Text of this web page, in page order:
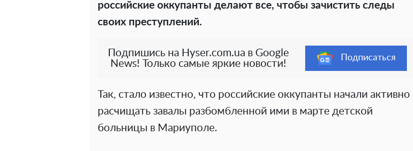
российские оккупанты делают все, чтобы зачистить следы
своих преступлений.
Подпишись на Hyser.com.ua в Google
News! Только самые яркие новости!
Подписаться
Так, стало известно, что российские оккупанты начали активно
расчищать завалы разбомбленной ими в марте детской
больницы в Мариуполе.